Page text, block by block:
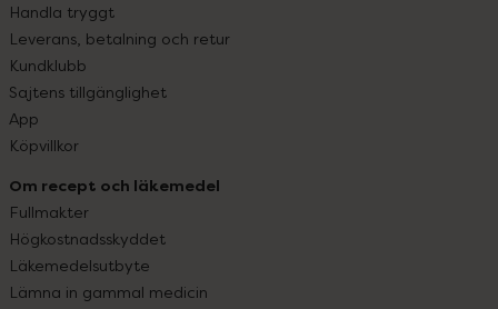
Handla tryggt
Leverans, betalning och retur
Kundklubb
Sajtens tillgänglighet
App
Köpvillkor
Om recept och läkemedel
Fullmakter
Högkostnadsskyddet
Läkemedelsutbyte
Lämna in gammal medicin